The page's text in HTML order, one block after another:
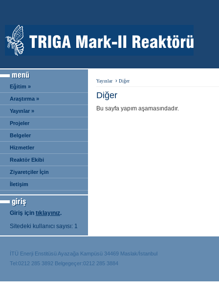
Eğitim »
Araştırma »
Yayınlar »
Projeler
Belgeler
Hizmetler
Reaktör Ekibi
Ziyaretçiler İçin
İletişim
Giriş için tıklayınız.
Sitedeki kullanıcı sayısı: 1
Yayınlar › Diğer
Diğer
Bu sayfa yapım aşamasındadır.
İTÜ Enerji Enstitüsü Ayazağa Kampüsü 34469 Maslak/İstanbul
Tel:0212 285 3892 Belgegeçer:0212 285 3884